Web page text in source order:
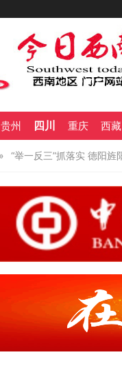
贵州 四川 重庆 西藏
“举一反三”抓落实 德阳旌